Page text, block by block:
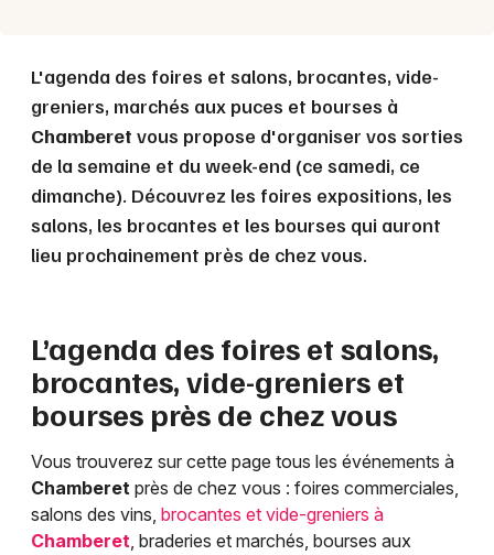
L'agenda des foires et salons, brocantes, vide-
greniers, marchés aux puces et bourses à
Chamberet vous propose d'organiser vos sorties
de la semaine et du week-end (ce samedi, ce
dimanche). Découvrez les foires expositions, les
salons, les brocantes et les bourses qui auront
lieu prochainement près de chez vous.
L’agenda des foires et salons,
brocantes, vide-greniers et
bourses près de chez vous
Vous trouverez sur cette page tous les événements à
Chamberet près de chez vous : foires commerciales,
salons des vins, brocantes et vide-greniers à
Chamberet, braderies et marchés, bourses aux